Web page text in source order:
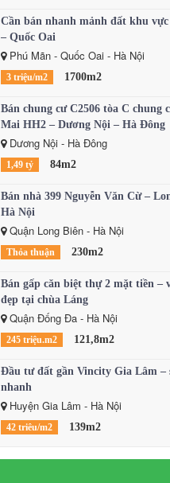
Cần bán nhanh mảnh đất khu
– Quốc Oai
Phú Mãn - Quốc Oai - Hà Nội
3 triệu/m2 1700m2
Bán chung cư C2506 tòa C chung
Mai HH2 – Dương Nội – Hà Đông
Dương Nội - Hà Đông
1,49 tỷ 84m2
Bán nhà 399 Nguyễn Văn Cừ –
Hà Nội
Quận Long Biên - Hà Nội
Thỏa thuận 230m2
Bán gấp căn biệt thự 2 mặt tiền –
đẹp tại chùa Láng
Quận Đống Đa - Hà Nội
245 triệu.m2 121,8m2
Đầu tư đất gần Vincity Gia Lâm –
nhanh
Huyện Gia Lâm - Hà Nội
42 triêu/m2 139m2